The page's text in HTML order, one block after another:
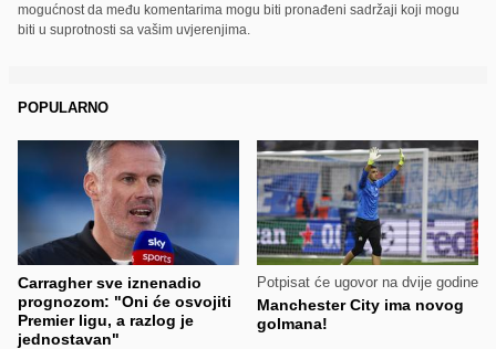
mogućnost da među komentarima mogu biti pronađeni sadržaji koji mogu
biti u suprotnosti sa vašim uvjerenjima.
POPULARNO
Carragher sve iznenadio
prognozom: "Oni će osvojiti
Premier ligu, a razlog je
jednostavan"
Potpisat će ugovor na dvije godine
Manchester City ima novog
golmana!